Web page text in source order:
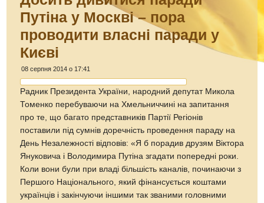
Путіна у Москві – пора
проводити власні паради у
Києві
08 серпня 2014 о 17:41
Радник Президента України, народний депутат Микола
Томенко перебуваючи на Хмельниччині на запитання
про те, що багато представників Партії Регіонів
поставили під сумнів доречність проведення параду на
День Незалежності відповів: «Я б порадив друзям Віктора
Януковича і Володимира Путіна згадати попередні роки.
Коли вони були при владі більшість каналів, починаючи з
Першого Національного, який фінансується коштами
українців і закінчуючи іншими так званими головними